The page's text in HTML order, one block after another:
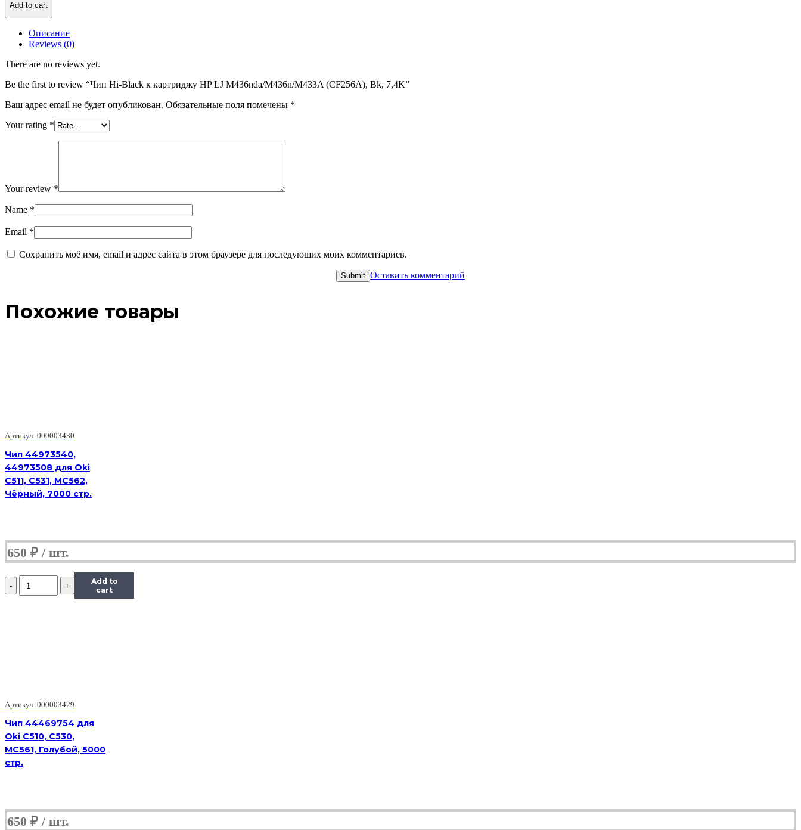
Black
к
картриджу
M436nda/M436n/M433A
Bk,
Add to cart
Описание
Reviews (0)
There are no reviews yet.
Be the first to review “Чип Hi-Black к картриджу HP LJ M436nda/M436n/M433A (CF256A), Bk, 7,4K”
Ваш адрес email не будет опубликован. Обязательные поля помечены *
Your rating *
Your review *
Name *
Email *
Сохранить моё имя, email и адрес сайта в этом браузере для последующих моих комментариев.
Оставить комментарий
Похожие товары
Артикул: 000003430
Чип 44973540,
44973508 для Oki
C511, C531, MC562,
Чёрный, 7000 стр.
650 ₽
Количество
Чип
Add to
cart
Артикул: 000003429
Чип 44469754 для
Oki C510, C530,
MC561, Голубой, 5000
стр.
650 ₽